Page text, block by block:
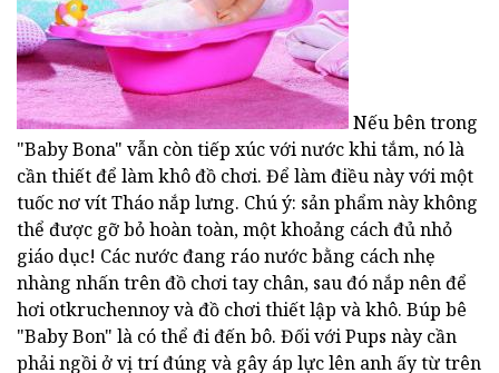
Nếu bên trong
"Baby Bona" vẫn còn tiếp xúc với nước khi tắm, nó là
cần thiết để làm khô đồ chơi. Để làm điều này với một
tuốc nơ vít Tháo nắp lưng. Chú ý: sản phẩm này không
thể được gỡ bỏ hoàn toàn, một khoảng cách đủ nhỏ
giáo dục! Các nước đang ráo nước bằng cách nhẹ
nhàng nhấn trên đồ chơi tay chân, sau đó nắp nên để
hơi otkruchennoy và đồ chơi thiết lập và khô. Búp bê
"Baby Bon" là có thể đi đến bô. Đối với Pups này cần
phải ngồi ở vị trí đúng và gây áp lực lên anh ấy từ trên